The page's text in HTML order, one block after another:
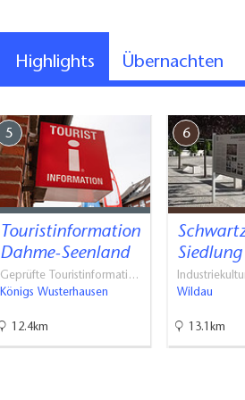
Highlights Übernachten
5
Touristinformation
Dahme-Seenland
Geprüfte Touristinformati…
Königs Wusterhausen
12.4km
6
Wildau
13.1km